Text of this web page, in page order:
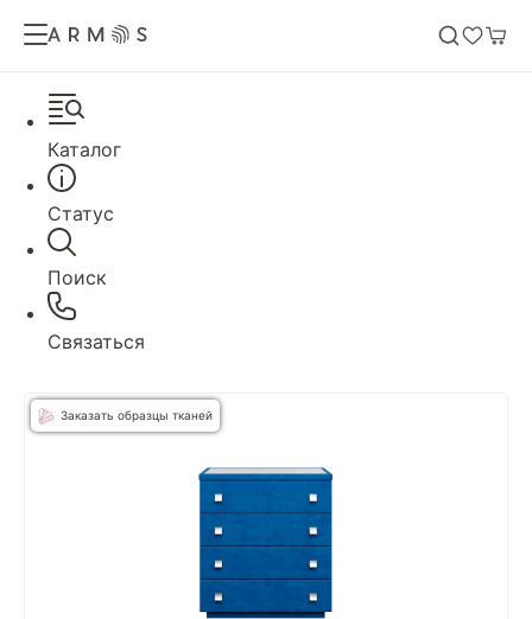
Каталог
Статус
Поиск
Связаться
Заказать образцы тканей